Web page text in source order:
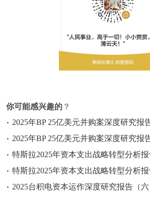
你可能感兴趣的 ？
2025年BP 25亿美元并购案深度研究报
2025年BP 25亿美元并购案深度研究报
特斯拉2025年资本支出战略转型分析报
特斯拉2025年资本支出战略转型分析报
2025台积电资本运作深度研究报告（六